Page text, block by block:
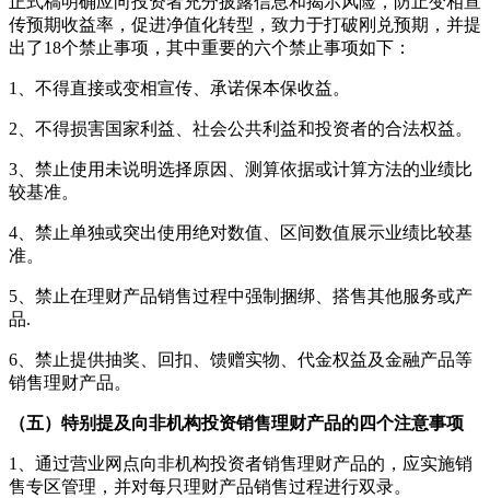
传预期收益率，促进净值化转型，致力于打破刚兑预期，并提
出了18个禁止事项，其中重要的六个禁止事项如下：
1、不得直接或变相宣传、承诺保本保收益。
2、不得损害国家利益、社会公共利益和投资者的合法权益。
3、禁止使用未说明选择原因、测算依据或计算方法的业绩比
较基准。
4、禁止单独或突出使用绝对数值、区间数值展示业绩比较基
准。
5、禁止在理财产品销售过程中强制捆绑、搭售其他服务或产
品.
6、禁止提供抽奖、回扣、馈赠实物、代金权益及金融产品等
销售理财产品。
（五）特别提及向非机构投资销售理财产品的四个注意事项
1、通过营业网点向非机构投资者销售理财产品的，应实施销
售专区管理，并对每只理财产品销售过程进行双录。